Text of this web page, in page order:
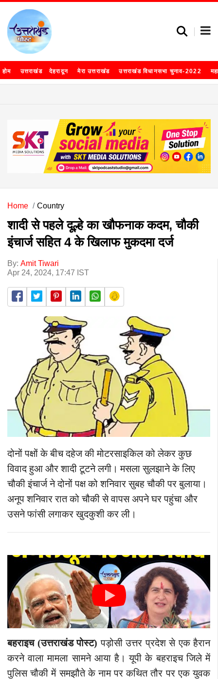
होम उत्तराखंड देहरादून मेरा उत्तराखंड उत्तराखंड विधानसभा चुनाव-2022
Home Country
शादी से पहले दूल्हे का खौफनाक कदम, चौकी
इंचार्ज सहित 4 के खिलाफ मुकदमा दर्ज
By: Amit Tiwari
Apr 24, 2024, 17:47 IST
दोनों पक्षों के बीच दहेज की मोटरसाइकिल को लेकर कुछ
विवाद हुआ और शादी टूटने लगी। मसला सुलझाने के लिए
चौकी इंचार्ज ने दोनों पक्ष को शनिवार सुबह चौकी पर बुलाया।
अनूप शनिवार रात को चौकी से वापस अपने घर पहुंचा और
उसने फांसी लगाकर खुदकुशी कर ली।
बहराइच (उत्तराखंड पोस्ट)पड़ोसी उत्तर प्रदेश से एक हैरान
करने वाला मामला सामने आया है। यूपी के बहराइच जिले में
पुलिस चौकी में समझौते के नाम पर कथित तौर पर एक युवक